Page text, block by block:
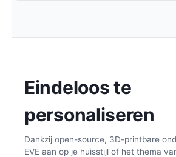
Eindeloos te
personaliseren
Dankzij open-source, 3D-printbare
EVE aan op je huisstijl of het thema